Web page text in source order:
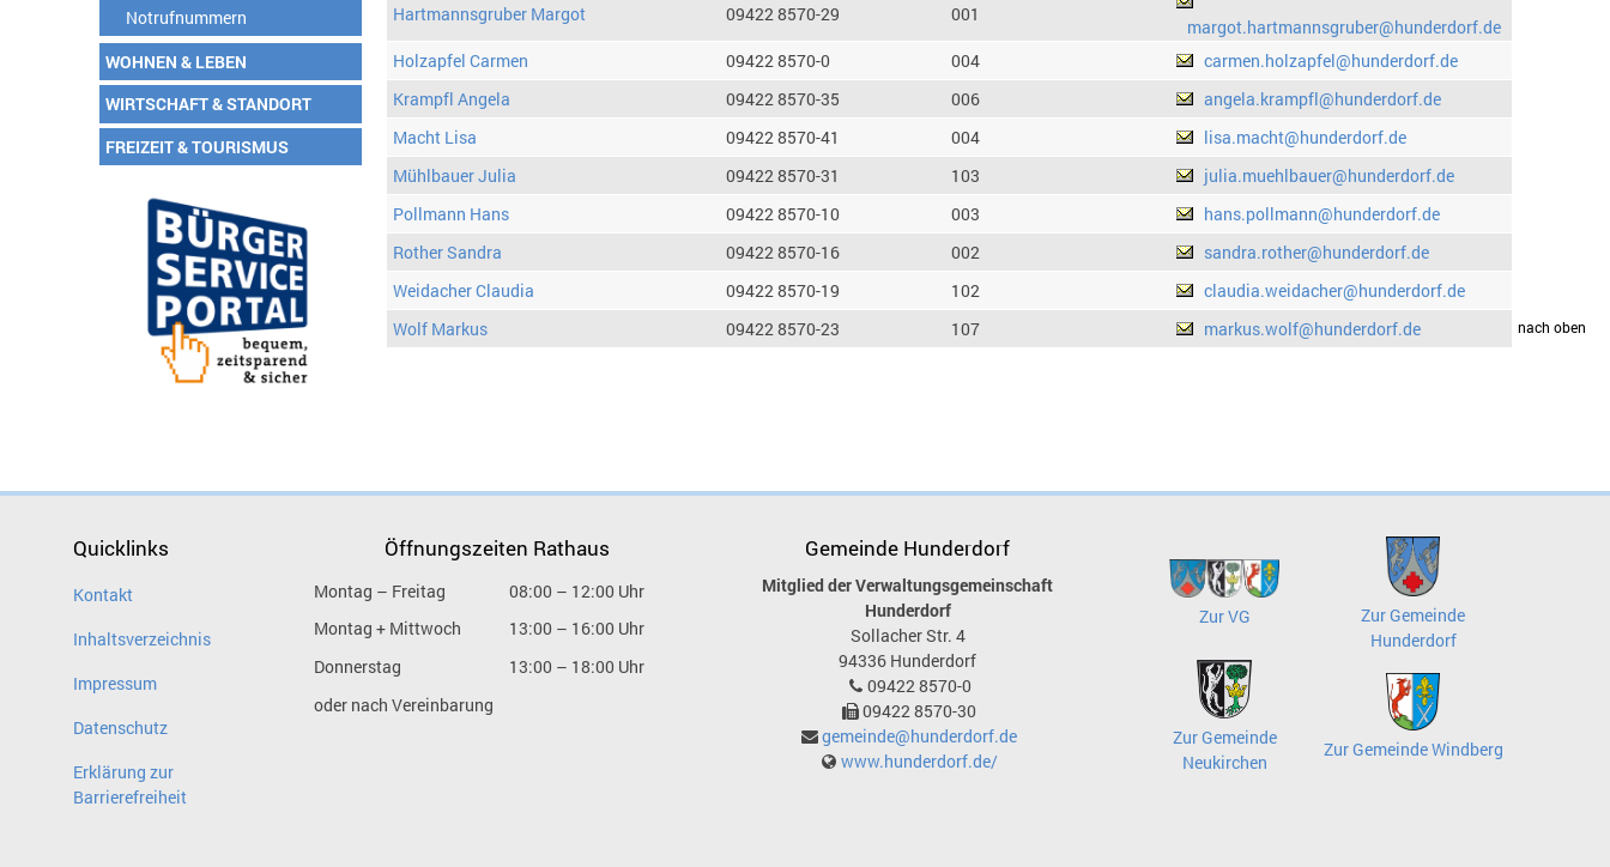
Notrufnummern
WOHNEN & LEBEN
WIRTSCHAFT & STANDORT
FREIZEIT & TOURISMUS
Hartmannsgruber Margot
09422 8570-29 001
margot.hartmannsgruber@hunderdorf.de
Holzapfel Carmen
09422 8570-0 004
carmen.holzapfel@hunderdorf.de
Krampfl Angela
09422 8570-35 006
angela.krampfl@hunderdorf.de
Macht Lisa
09422 8570-41 004
lisa.macht@hunderdorf.de
Mühlbauer Julia
09422 8570-31 103
julia.muehlbauer@hunderdorf.de
Pollmann Hans
09422 8570-10 003
hans.pollmann@hunderdorf.de
Rother Sandra
09422 8570-16 002
sandra.rother@hunderdorf.de
Weidacher Claudia
09422 8570-19 102
claudia.weidacher@hunderdorf.de
Wolf Markus
09422 8570-23 107 markus.wolf@hunderdorf.dedrucken nach oben
Quicklinks
Kontakt
Inhaltsverzeichnis
Impressum
Datenschutz
Erklärung zur
Barrierefreiheit
Öffnungszeiten Rathaus
Montag – Freitag
08:00 – 12:00 Uhr
Montag + Mittwoch
13:00 – 16:00 Uhr
Donnerstag
13:00 – 18:00 Uhr
oder nach Vereinbarung
Gemeinde Hunderdorf
Mitglied der Verwaltungsgemeinschaft
Hunderdorf
Sollacher Str. 4
94336 Hunderdorf
09422 8570-0
09422 8570-30
gemeinde@hunderdorf.de
www.hunderdorf.de/
Zur VG
Zur Gemeinde
Hunderdorf
Zur Gemeinde
Neukirchen
Zur Gemeinde Windberg